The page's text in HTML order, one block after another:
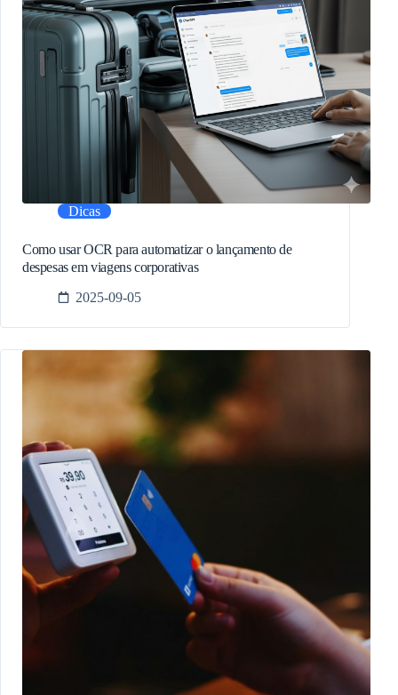
Dicas
Como usar OCR para automatizar o lançamento de
despesas em viagens corporativas
2025-09-05